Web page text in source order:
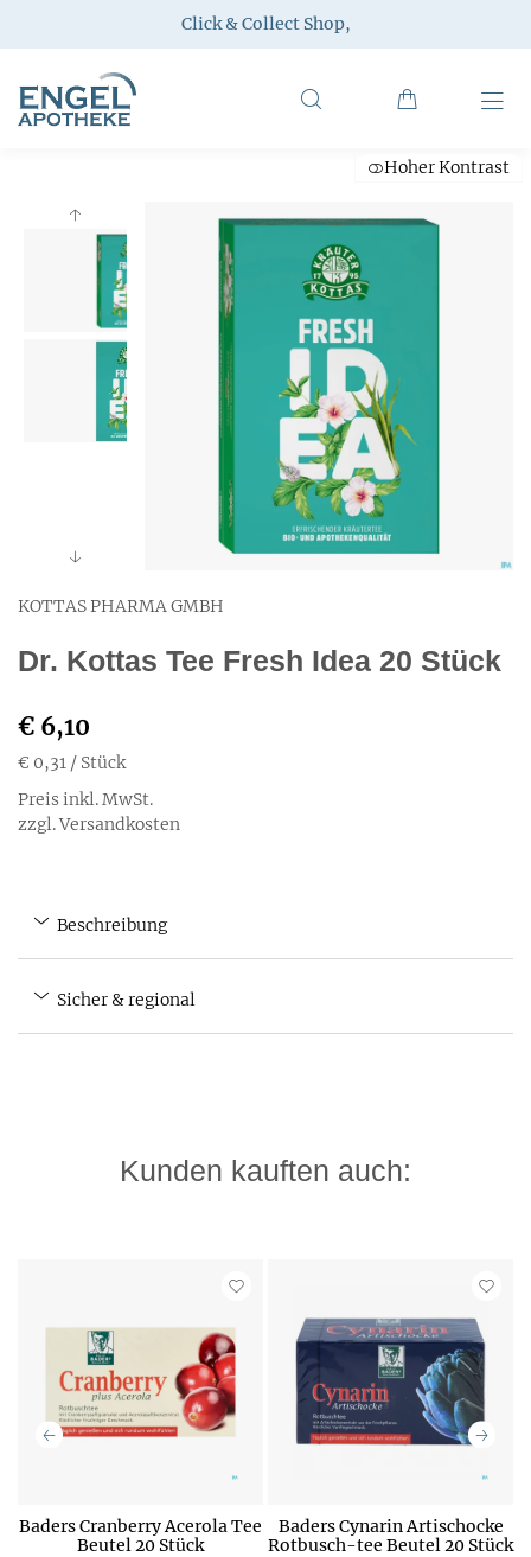
Click & Collect Shop,
Hoher Kontrast
KOTTAS PHARMA GMBH
Dr. Kottas Tee Fresh Idea 20 Stück
€ 6,10
€ 0,31 / Stück
Preis inkl. MwSt.
zzgl. Versandkosten
Beschreibung
Sicher & regional
Kunden kauften auch:
Baders Cranberry Acerola Tee
Beutel 20 Stück
Baders Cynarin Artischocke
Rotbusch-tee Beutel 20 Stück